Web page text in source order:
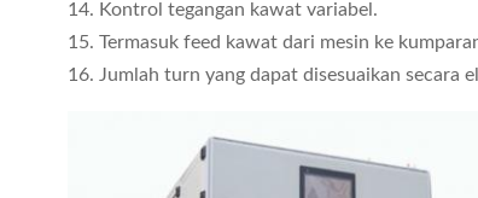
14. Kontrol tegangan kawat variabel.
15. Termasuk feed kawat dari mesin ke
16. Jumlah turn yang dapat disesuaikan